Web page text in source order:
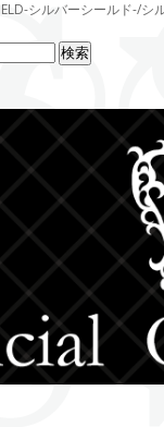
シルバーシールド-/